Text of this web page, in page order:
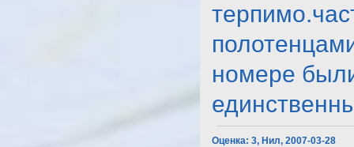
номере
Оценка:3, Нил, 2007-03-28